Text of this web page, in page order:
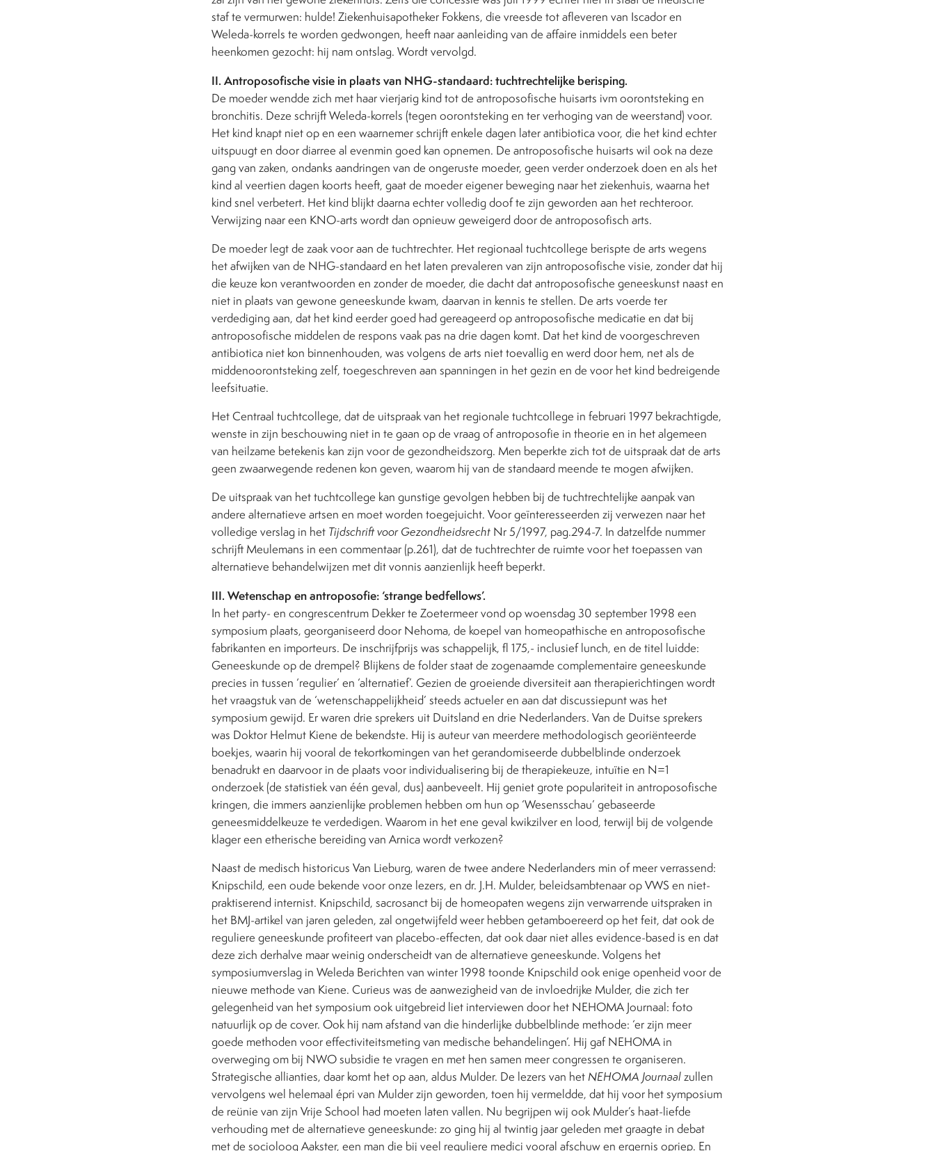
staf te vermurwen: hulde! Ziekenhuisapotheker Fokkens, die vreesde tot afleveren van Iscador en
Weleda-korrels te worden gedwongen, heeft naar aanleiding van de affaire inmiddels een beter
heenkomen gezocht: hij nam ontslag. Wordt vervolgd.
II. Antroposofische visie in plaats van NHG-standaard: tuchtrechtelijke berisping.
De moeder wendde zich met haar vierjarig kind tot de antroposofische huisarts ivm oorontsteking en
bronchitis. Deze schrijft Weleda-korrels (tegen oorontsteking en ter verhoging van de weerstand) voor.
Het kind knapt niet op en een waarnemer schrijft enkele dagen later antibiotica voor, die het kind echter
uitspuugt en door diarree al evenmin goed kan opnemen. De antroposofische huisarts wil ook na deze
gang van zaken, ondanks aandringen van de ongeruste moeder, geen verder onderzoek doen en als het
kind al veertien dagen koorts heeft, gaat de moeder eigener beweging naar het ziekenhuis, waarna het
kind snel verbetert. Het kind blijkt daarna echter volledig doof te zijn geworden aan het rechteroor.
Verwijzing naar een KNO-arts wordt dan opnieuw geweigerd door de antroposofisch arts.
De moeder legt de zaak voor aan de tuchtrechter. Het regionaal tuchtcollege berispte de arts wegens
het afwijken van de NHG-standaard en het laten prevaleren van zijn antroposofische visie, zonder dat hij
die keuze kon verantwoorden en zonder de moeder, die dacht dat antroposofische geneeskunst naast en
niet in plaats van gewone geneeskunde kwam, daarvan in kennis te stellen. De arts voerde ter
verdediging aan, dat het kind eerder goed had gereageerd op antroposofische medicatie en dat bij
antroposofische middelen de respons vaak pas na drie dagen komt. Dat het kind de voorgeschreven
antibiotica niet kon binnenhouden, was volgens de arts niet toevallig en werd door hem, net als de
middenoorontsteking zelf, toegeschreven aan spanningen in het gezin en de voor het kind bedreigende
leefsituatie.
Het Centraal tuchtcollege, dat de uitspraak van het regionale tuchtcollege in februari 1997 bekrachtigde,
wenste in zijn beschouwing niet in te gaan op de vraag of antroposofie in theorie en in het algemeen
van heilzame betekenis kan zijn voor de gezondheidszorg. Men beperkte zich tot de uitspraak dat de arts
geen zwaarwegende redenen kon geven, waarom hij van de standaard meende te mogen afwijken.
De uitspraak van het tuchtcollege kan gunstige gevolgen hebben bij de tuchtrechtelijke aanpak van
andere alternatieve artsen en moet worden toegejuicht. Voor geïnteresseerden zij verwezen naar het
volledige verslag in het Tijdschrift voor Gezondheidsrecht Nr 5/1997, pag.294-7. In datzelfde nummer
schrijft Meulemans in een commentaar (p.261), dat de tuchtrechter de ruimte voor het toepassen van
alternatieve behandelwijzen met dit vonnis aanzienlijk heeft beperkt.
III. Wetenschap en antroposofie: ‘strange bedfellows’.
In het party- en congrescentrum Dekker te Zoetermeer vond op woensdag 30 september 1998 een
symposium plaats, georganiseerd door Nehoma, de koepel van homeopathische en antroposofische
fabrikanten en importeurs. De inschrijfprijs was schappelijk, fl 175,- inclusief lunch, en de titel luidde:
Geneeskunde op de drempel? Blijkens de folder staat de zogenaamde complementaire geneeskunde
precies in tussen ‘regulier’ en ‘alternatief’. Gezien de groeiende diversiteit aan therapierichtingen wordt
het vraagstuk van de ‘wetenschappelijkheid’ steeds actueler en aan dat discussiepunt was het
symposium gewijd. Er waren drie sprekers uit Duitsland en drie Nederlanders. Van de Duitse sprekers
was Doktor Helmut Kiene de bekendste. Hij is auteur van meerdere methodologisch georiënteerde
boekjes, waarin hij vooral de tekortkomingen van het gerandomiseerde dubbelblinde onderzoek
benadrukt en daarvoor in de plaats voor individualisering bij de therapiekeuze, intuïtie en N=1
onderzoek (de statistiek van één geval, dus) aanbeveelt. Hij geniet grote populariteit in antroposofische
kringen, die immers aanzienlijke problemen hebben om hun op ‘Wesensschau’ gebaseerde
geneesmiddelkeuze te verdedigen. Waarom in het ene geval kwikzilver en lood, terwijl bij de volgende
klager een etherische bereiding van Arnica wordt verkozen?
Naast de medisch historicus Van Lieburg, waren de twee andere Nederlanders min of meer verrassend:
Knipschild, een oude bekende voor onze lezers, en dr. J.H. Mulder, beleidsambtenaar op VWS en niet-
praktiserend internist. Knipschild, sacrosanct bij de homeopaten wegens zijn verwarrende uitspraken in
het BMJ-artikel van jaren geleden, zal ongetwijfeld weer hebben getamboereerd op het feit, dat ook de
reguliere geneeskunde profiteert van placebo-effecten, dat ook daar niet alles evidence-based is en dat
deze zich derhalve maar weinig onderscheidt van de alternatieve geneeskunde. Volgens het
symposiumverslag in Weleda Berichten van winter 1998 toonde Knipschild ook enige openheid voor de
nieuwe methode van Kiene. Curieus was de aanwezigheid van de invloedrijke Mulder, die zich ter
gelegenheid van het symposium ook uitgebreid liet interviewen door het NEHOMA Journaal: foto
natuurlijk op de cover. Ook hij nam afstand van die hinderlijke dubbelblinde methode: ‘er zijn meer
goede methoden voor effectiviteitsmeting van medische behandelingen’. Hij gaf NEHOMA in
overweging om bij NWO subsidie te vragen en met hen samen meer congressen te organiseren.
Strategische allianties, daar komt het op aan, aldus Mulder. De lezers van het NEHOMA Journaalzullen
vervolgens wel helemaal épri van Mulder zijn geworden, toen hij vermeldde, dat hij voor het symposium
de reünie van zijn Vrije School had moeten laten vallen. Nu begrijpen wij ook Mulder’s haat-liefde
verhouding met de alternatieve geneeskunde: zo ging hij al twintig jaar geleden met graagte in debat
met de socioloog Aakster, een man die bij veel reguliere medici vooral afschuw en ergernis opriep. En